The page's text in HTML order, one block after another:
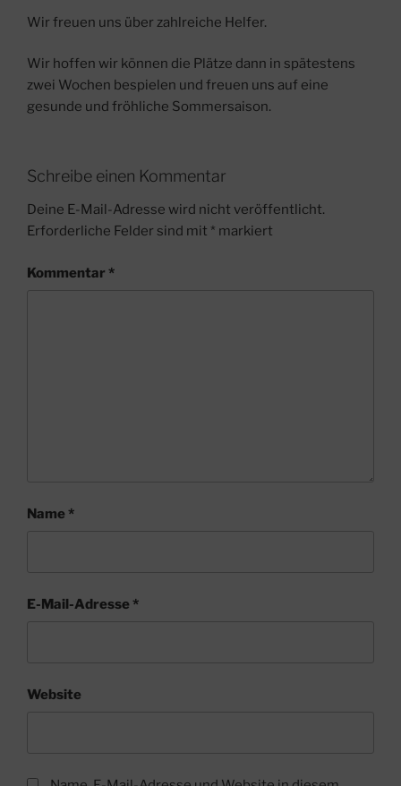
Wir freuen uns über zahlreiche Helfer.
Wir hoffen wir können die Plätze dann in spätestens
zwei Wochen bespielen und freuen uns auf eine
gesunde und fröhliche Sommersaison.
Schreibe einen Kommentar
Deine E-Mail-Adresse wird nicht veröffentlicht.
Erforderliche Felder sind mit * markiert
Kommentar *
Name*
E-Mail-Adresse*
Website